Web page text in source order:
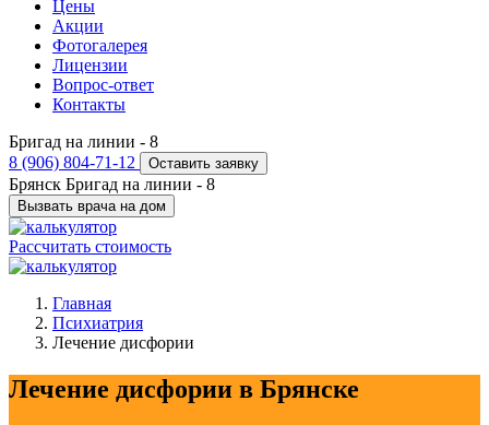
Цены
Акции
Фотогалерея
Лицензии
Вопрос-ответ
Контакты
Бригад на линии - 8
8 (906) 804-71-12
Оставить заявку
Брянск Бригад на линии - 8
Вызвать врача на дом
Рассчитать стоимость
Главная
Психиатрия
Лечение дисфории
Лечение дисфории в Брянске